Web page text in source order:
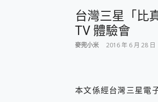
專為
台灣製
電力超
超驚艷
台灣三星「比
TV 體驗會
麥兜小米 2016 年 6 月 28 日
本文係經台灣三星電